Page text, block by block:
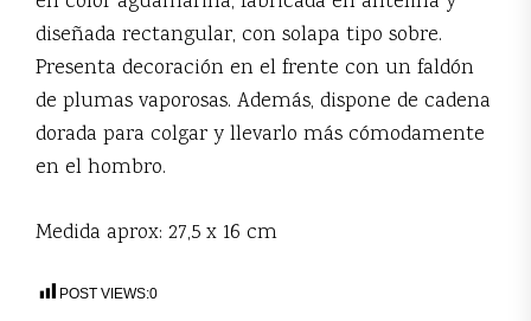
diseñada rectangular, con solapa tipo sobre.
Presenta decoración en el frente con un faldón
de plumas vaporosas. Además, dispone de cadena
dorada para colgar y llevarlo más cómodamente
en el hombro.
Medida aprox: 27,5 x 16 cm
POST VIEWS:0